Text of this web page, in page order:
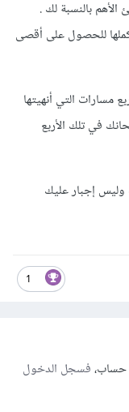
بالنسبة لك .
للحصول على أقصى
مسارات التي أنهيتها
في تلك الأربع
وليس إجبار عليك
1
حساب،فسجل الدخول